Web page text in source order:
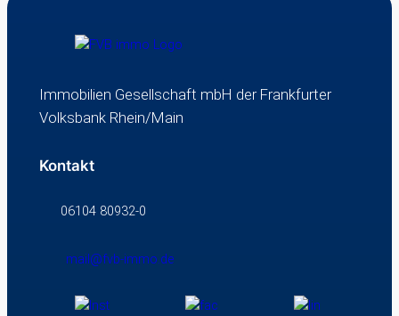
Immobilien Gesellschaft mbH der Frankfurter
Volksbank Rhein/Main
Kontakt
06104 80932-0
mail@fvb-immo.de